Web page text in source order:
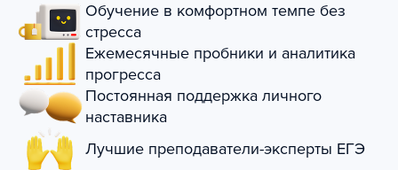
Обучение в комфортном темпе без
стресса
Ежемесячные пробники и аналитика
прогресса
Постоянная поддержка личного
наставника
Лучшие преподаватели-эксперты ЕГЭ